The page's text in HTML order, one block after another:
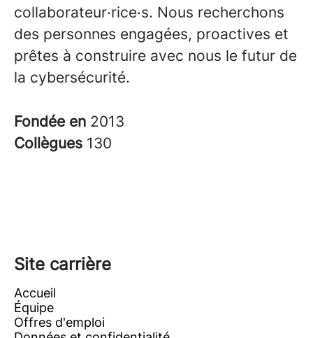
collaborateur·rice·s. Nous recherchons
des personnes engagées, proactives et
prêtes à construire avec nous le futur de
la cybersécurité.
Fondée en 2013
Collègues 130
Site carrière
Accueil
Équipe
Offres d'emploi